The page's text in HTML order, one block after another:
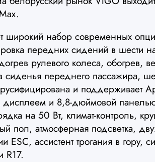
широкий набор современных
передних сидений в шести
рулевого колеса, обогрев,
сиденья переднего пассажира,
и поддерживает
и 8,8-дюймовой
на 50 Вт, климат-контроль,
пол, атмосферная подсветка,
ESC, ассистент трогания в гору,
R17.